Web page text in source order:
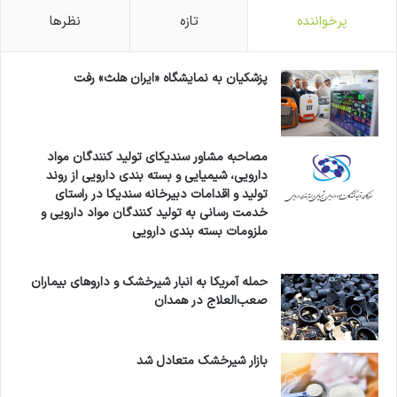
برای مسائل پژوهشی در حوزه جوانی جمعیت
تخصیص داده شده است.
معاون بهداشت وزارت بهداشت با بیان اینکه هفته
ملی جمعیت از ۲۴ اردیبهشت آغاز می‌شود، افزود:
شعار «پدر، مادر، حس خوب زندگی و سبک زندگی
ایرانی‌اسلامی» برای نخستین روز هفته ملی جمعیت
انتخاب شده است. شعار روزهای دوم و سوم هفته
جمعیت به ترتیب «ارتقا کرامت مادری، منشأ اکسیر
جوانی» و «رسانه‌های دوستدار خانواده و جوانی
جمعیت» است.
وی درباره سایر شعارهای هفته ملی جمعیت، اظهار
پرخواننده تازه نظرها
پزشکیان به نمایشگاه «ایران هلث» رفت
مصاحبه مشاور سندیکای تولید کنندگان مواد
دارویی، شیمیایی و بسته بندی دارویی از روند
تولید و اقدامات دبیرخانه سندیکا در راستای
خدمت رسانی به تولید کنندگان مواد دارویی و
ملزومات بسته بندی دارویی
حمله آمریکا به انبار شیرخشک و داروهای بیماران
صعب‌العلاج در همدان
بازار شیرخشک متعادل شد